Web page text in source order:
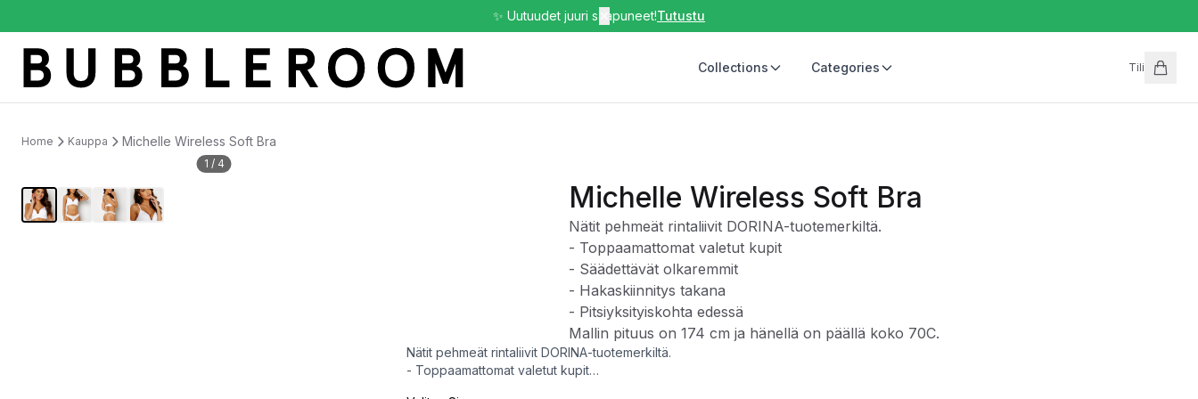
✨ Uutuudet juuri saapuneet!Tutustu
Collections Categories Tili
Home Kauppa Michelle Wireless Soft Bra
1 / 4
Michelle Wireless Soft Bra
Nätit pehmeät rintaliivit DORINA-tuotemerkiltä.
- Toppaamattomat valetut kupit
- Säädettävät olkaremmit
- Hakaskiinnitys takana
- Pitsiyksityiskohta edessä
Mallin pituus on 174 cm ja hänellä on päällä koko 70C.
Nätit pehmeät rintaliivit DORINA-tuotemerkiltä.
- Toppaamattomat valetut kupit